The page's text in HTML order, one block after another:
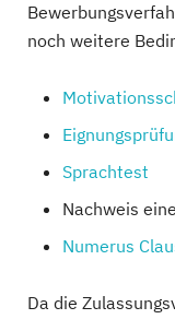
noch weitere
Sprachtest
Nachweis
Numerus
Da die